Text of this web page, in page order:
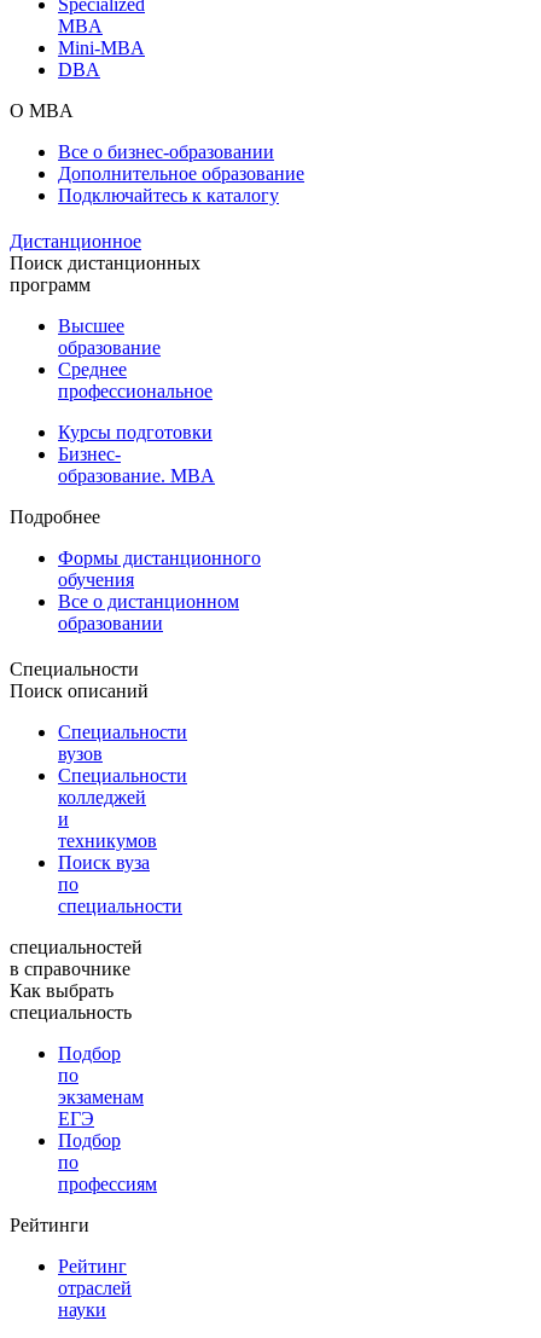
MBA
Mini-MBA
DBA
О MBA
Все о бизнес-образовании
Дополнительное образование
Подключайтесь к каталогу
Дистанционное
Поиск дистанционных
программ
Высшее
образование
Среднее
профессиональное
Курсы подготовки
Бизнес-
образование. MBA
Подробнее
Формы дистанционного
обучения
Все о дистанционном
образовании
Специальности
Поиск описаний
Специальности
вузов
Специальности
колледжей
и
техникумов
Поиск вуза
по
специальности
специальностей
в справочнике
Как выбрать
специальность
Подбор
по
экзаменам
ЕГЭ
Подбор
по
профессиям
Рейтинги
Рейтинг
отраслей
науки